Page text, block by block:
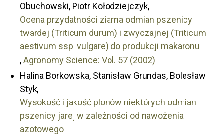
Obuchowski, Piotr Kołodziejczyk,
Ocena przydatności ziarna odmian pszenicy
twardej (Triticum durum) i zwyczajnej (Triticum
aestivum ssp. vulgare) do produkcji makaronu
,Agronomy Science: Vol. 57 (2002)
Halina Borkowska, Stanisław Grundas, Bolesław
Styk,
Wysokość i jakość plonów niektórych odmian
pszenicy jarej w zależności od nawożenia
azotowego